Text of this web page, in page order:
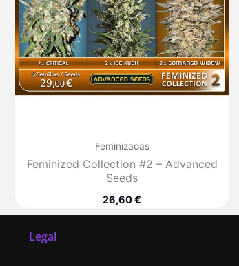
Feminizadas
Feminized Collection #2 – Advanced
Seeds
26,60€
Legal